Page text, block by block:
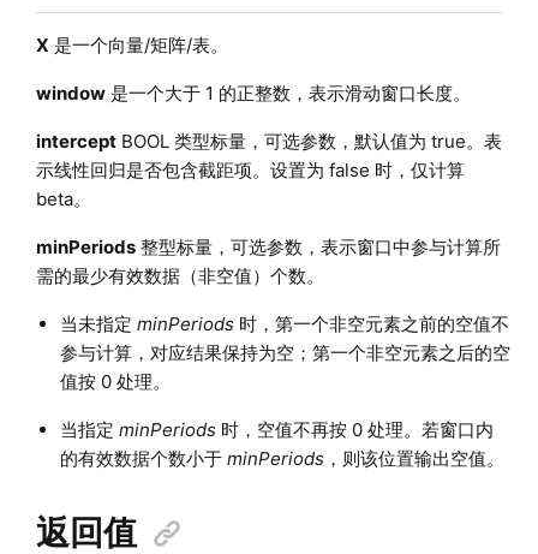
X 是一个向量/矩阵/表。
window是一个大于 1 的正整数，表示滑动窗口长度。
interceptBOOL 类型标量，可选参数，默认值为 true。表
示线性回归是否包含截距项。设置为 false 时，仅计算
beta。
minPeriods整型标量，可选参数，表示窗口中参与计算所
需的最少有效数据（非空值）个数。
当未指定 minPeriods时，第一个非空元素之前的空值不
参与计算，对应结果保持为空；第一个非空元素之后的空
值按 0 处理。
当指定 minPeriods时，空值不再按 0 处理。若窗口内
的有效数据个数小于 minPeriods，则该位置输出空值。
返回值